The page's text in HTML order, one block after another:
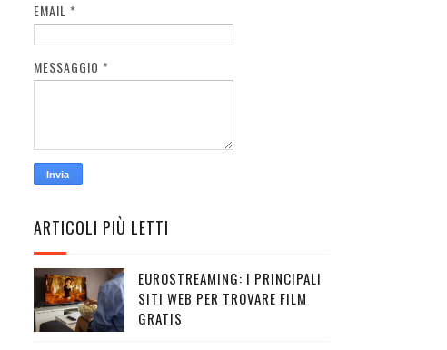
EMAIL *
MESSAGGIO *
ARTICOLI PIÙ LETTI
EUROSTREAMING: I PRINCIPALI
SITI WEB PER TROVARE FILM
GRATIS